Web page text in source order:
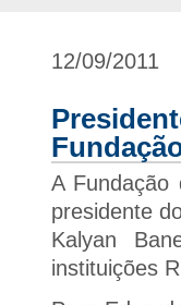
12/09/2011
A
presidente
Kalyan
instituições